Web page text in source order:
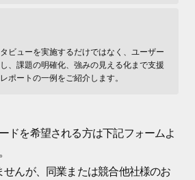
ビューを実施するだけではなく、ユーザー
、課題の明確化、強みの見える化まで支援
ポートの一例をご紹介します。
ドを希望される方は下記フォームよ
んが、同業または競合他社様のお